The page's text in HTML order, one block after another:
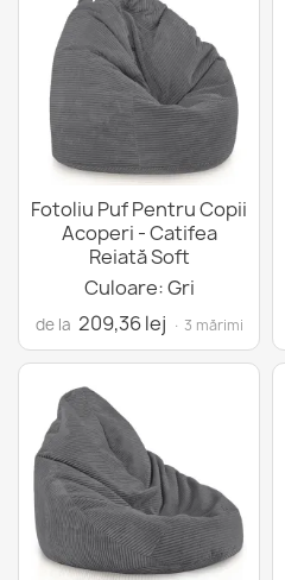
Fotoliu Puf Pentru Copii
Acoperi - Catifea
Reiată Soft
Culoare: Gri
de la 209,36 lej · 3 mărimi